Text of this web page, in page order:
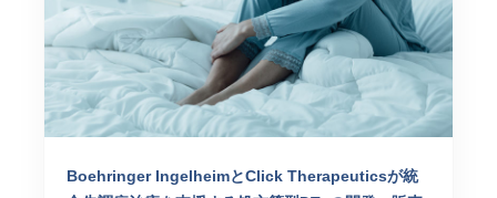
Boehringer IngelheimとClick Therapeuticsが統